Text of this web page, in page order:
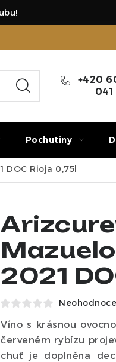
+420
041
Pochutiny
DOC Rioja 0,75l
2021
Víno s krásnou
červeném rybízu
chuť je doplněna